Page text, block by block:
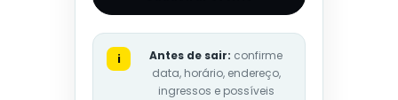
i Antes de sair: confirme
data, horário, endereço,
ingressos e possíveis